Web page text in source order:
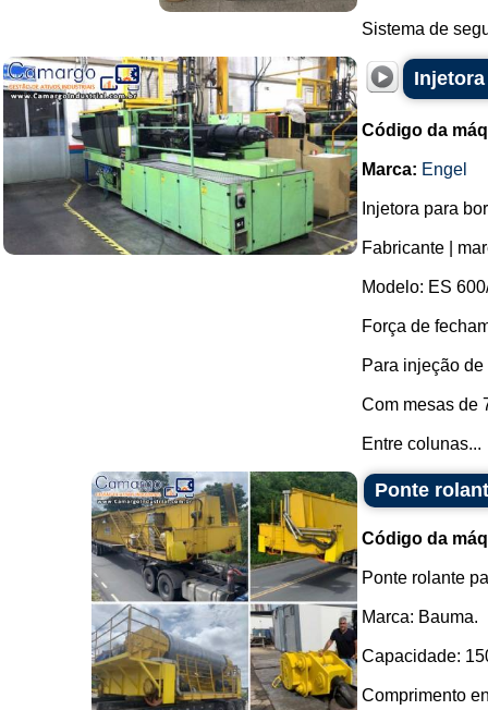
Sistema de
Código da
Marca: Engel
Injetora para
Fabricante |
Modelo: ES
Força de
Para injeção
Com mesas de
Entre colunas...
Ponte
Código da
Ponte rolante
Marca: Bauma.
Capacidade:
Comprimento